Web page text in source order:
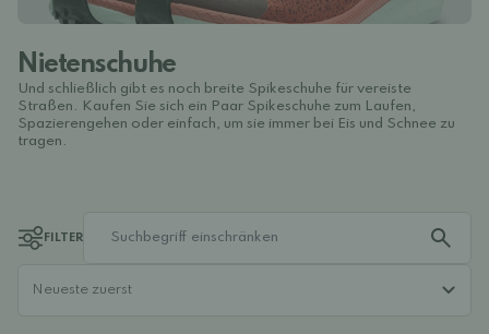
Nietenschuhe
Und schließlich gibt es noch breite Spikeschuhe für vereiste
Straßen. Kaufen Sie sich ein Paar Spikeschuhe zum Laufen,
Spazierengehen oder einfach, um sie immer bei Eis und Schnee zu
tragen.
FILTER